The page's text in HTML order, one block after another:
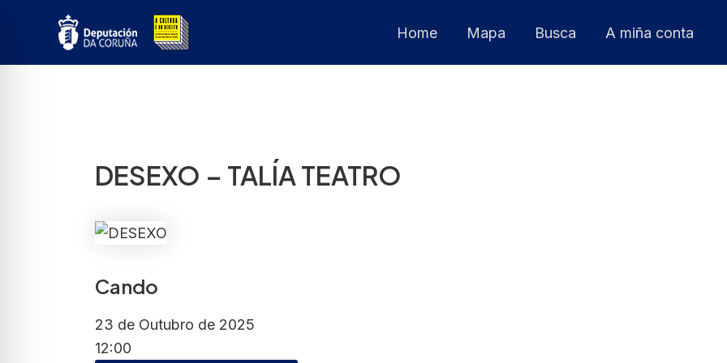
Home Mapa Busca A miña conta
DESEXO – TALÍA TEATRO
Cando
23 de Outubro de 2025
12:00